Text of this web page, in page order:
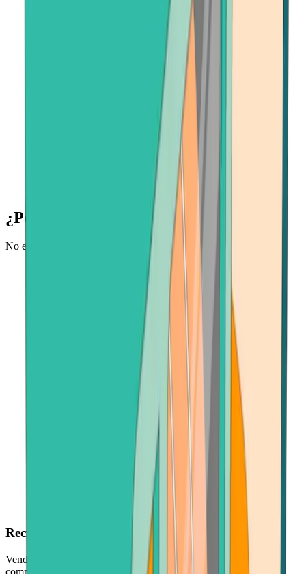
¿Por qué vender Verse en Bitcoin.com?
No existe un lugar más rápido y seguro para vender su Verse
Reciba pagos VERSE rápidamente
Venda su Verse y reciba fondos en minutos, rápido y sin
complicaciones